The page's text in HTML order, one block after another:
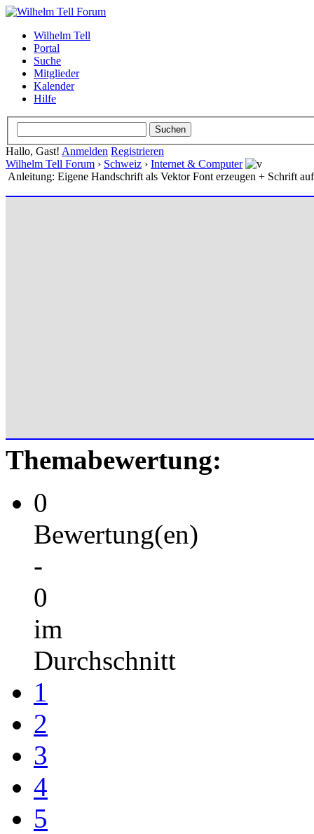
Wilhelm Tell
Portal
Suche
Mitglieder
Kalender
Hilfe
Hallo, Gast! Anmelden Registrieren
Wilhelm Tell Forum › Schweiz › Internet & Computer
Anleitung: Eigene Handschrift als Vektor Font erzeugen + Schrift
Themabewertung:
0
Bewertung(en)
-
0
im
Durchschnitt
1
2
3
4
5